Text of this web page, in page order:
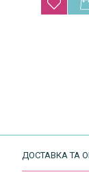
сторінки
ДОСТАВКА ТА